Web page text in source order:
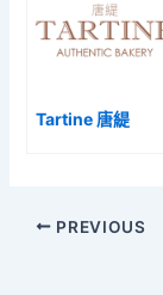
Tartine 唐緹
PREVIOUS